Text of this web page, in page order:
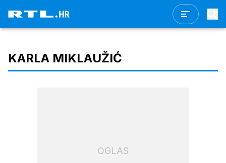
KARLA MIKLAUŽIĆ
OGLAS